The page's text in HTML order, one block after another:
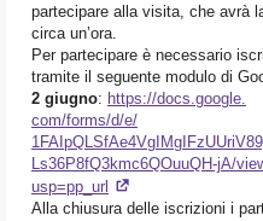
partecipare alla visita, che avrà
circa un’ora.
Per partecipare è necessario
tramite il seguente modulo di
2 giugno: https://docs.google.
com/forms/d/e/
Ls36P8fQ3kmc6QOuuQH-jA/
usp=pp_url
Alla chiusura delle iscrizioni i